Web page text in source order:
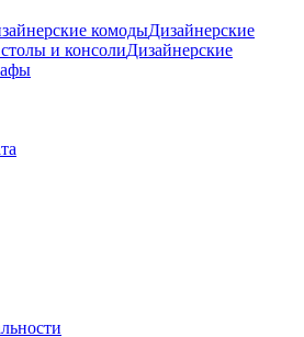
комодыДизайнерские
и консолиДизайнерские